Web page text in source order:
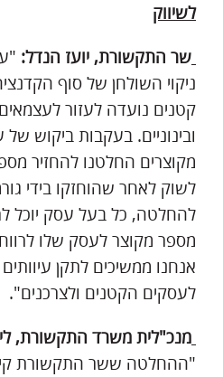
לשיווק
שר התקשורת, יועז הנדל:
ניקוי השולחן של סוף
קטנים נועדה לעזור
ובינוניים. בעקבות ביקוש
מקוצרים החלטנו להחזיר
לשוק לאחר שהוחזקו בידי
להחלטה, כל בעל עסק יוכל
מספר מקוצר לעסק שלו
אנחנו ממשיכים לתקן
לעסקים הקטנים ולצרכנים".
מנכ"לית משרד התקשורת,
"ההחלטה ששר התקשורת